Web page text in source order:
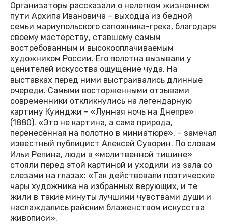
Организаторы рассказали о нелегком жизненном
пути Архипа Ивановича – выходца из бедной
семьи мариупольского сапожника-грека, благодаря
своему мастерству, ставшему самым
востребованным и высокооплачиваемым
художником России. Его полотна вызывали у
ценителей искусства ощущение чуда. На
выставках перед ними выстраивались длинные
очереди. Самыми восторженными отзывами
современники откликнулись на легендарную
картину Куинджи – «Лунная ночь на Днепре»
(1880). «Это не картина, а сама природа,
перенесённая на полотно в миниатюре», – замечал
известный публицист Алексей Суворин. По словам
Ильи Репина, люди в «молитвенной тишине»
стояли перед этой картиной и уходили из зала со
слезами на глазах: «Так действовали поэтические
чары художника на избранных верующих, и те
жили в такие минуты лучшими чувствами души и
наслаждались райским блаженством искусства
живописи».